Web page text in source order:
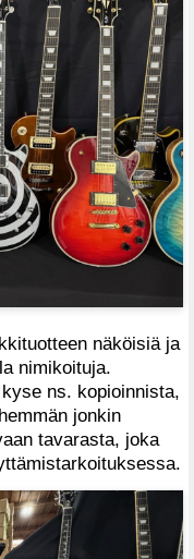
näköisiä ja
nimikoituja.
ns. kopioinnista,
jonkin
tavarasta, joka